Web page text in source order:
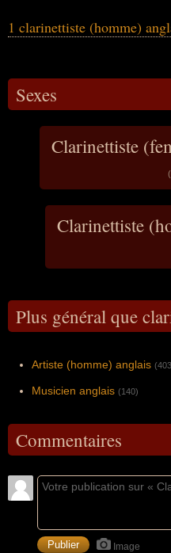
1 clarinettiste (homme)
Sexes
Clarinettiste
Clarinettiste
Plus général que
Artiste (homme) anglais
Musicien anglais (140)
Commentaires
Image